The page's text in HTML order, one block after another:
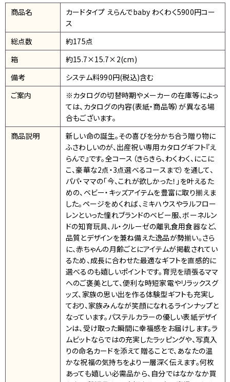
商品名
カードタイプ えらんでbaby わくわく5900円コー
ス
総点数
約175点
箱
約15.7×15.7×2(cm)
備考
システム料990円(税込)含む
ご案内
※カタログの切替時期やメーカーの在庫等によっ
ては、カタログの内容(表紙・商品等）が異なる場
合もございます。
商品説明
新しい命の誕生。その喜びを分かち合う贈り物に
ふさわしいのが、出産祝い専用カタログギフト『え
らんで』です。全コース（きらきら、わくわく、にこに
こ、豪華な2点・3点選べるコースまで）を通して、
パパ・ママの「今、これが欲しかった！」を叶えるた
めの、ベビー・キッズアイテムを豊富に取り揃えま
した。ページをめくれば、ミキハウスやラルフロー
レンといった憧れブランドのベビー服、ボーネルン
ドの知育玩具、ル・クルーゼの離乳食用食器など、
品質とデザインを兼ね備えた逸品が勢揃い。さら
に、赤ちゃんの月齢ごとにアイテムが掲載されてい
るため、成長に合わせた最適なギフトを直感的に
選べるのも嬉しいポイントです。育児を頑張るママ
へのご褒美として、便利な時短家電やリラックスグ
ッズ、家族の思い出を作る体験型ギフトも充実し
ており、家族みんなが笑顔になれるラインナップと
なっています。パステルカラーの優しい表紙デザイ
ンは、受け取った瞬間に幸福感をお届けします。ラ
ムビットならではの充実したラッピングや、写真入
りの命名カードを添えて贈ることで、あなたの温
かな祝福の気持ちをより一層深く伝えます。何枚
あっても嬉しい必需品から、自分ではなかなか買